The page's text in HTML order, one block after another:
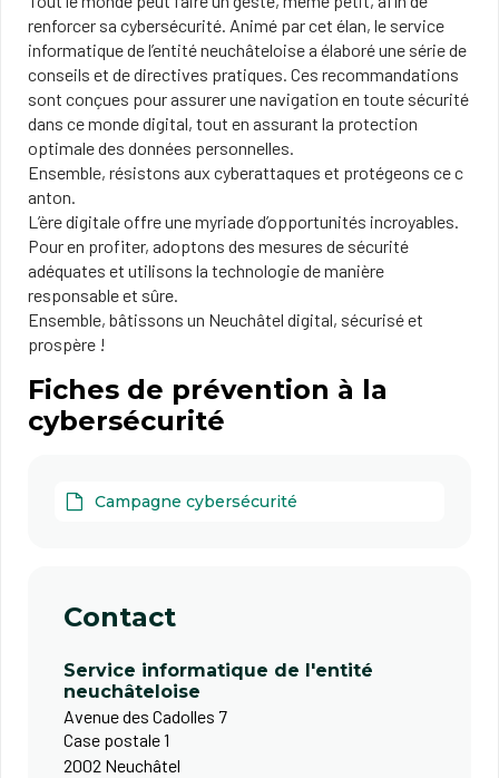
renforcer sa cybersécurité. Animé par cet élan, le service
informatique de l’entité neuchâteloise a élaboré une série de
conseils et de directives pratiques. Ces recommandations
sont conçues pour assurer une navigation en toute sécurité
dans ce monde digital, tout en assurant la protection
optimale des données personnelles.
Ensemble, résistons aux cyberattaques et protégeons ce​ c​
anton.
L’ère digitale offre une myriade d’opportunités incroyables.
Pour en profiter, adoptons des mesures de sécurité
adéquates et utilisons la technologie de manière
responsable et sûre.
Ensemble, bâtissons un Neuchâtel digital, sécurisé et
prospère !
Fiches de prévention à la
cybersécurité
Campagne cybersécurité
Contact
Service informatique de l'entité
neuchâteloise
Avenue des Cadolles 7
Case postale 1
2002 Neuchâtel